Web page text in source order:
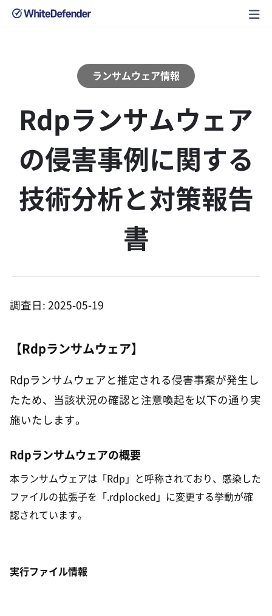
ランサムウェア情報
Rdpランサムウェア
の侵害事例に関する
技術分析と対策報告
書
調査日: 2025-05-19
【Rdpランサムウェア】
Rdpランサムウェアと推定される侵害事案が発生し
たため、当該状況の確認と注意喚起を以下の通り実
施いたします。
Rdpランサムウェアの概要
本ランサムウェアは「Rdp」と呼称されており、感染した
ファイルの拡張子を「.rdplocked」に変更する挙動が確
認されています。
実行ファイル情報